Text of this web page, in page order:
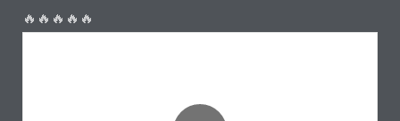
🔥🔥🔥🔥🔥